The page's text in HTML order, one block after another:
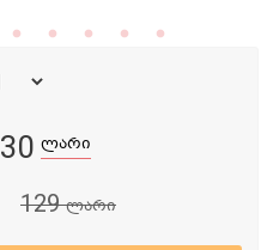
30 ლარი
129ლარი